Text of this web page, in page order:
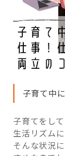
子育て中
子育てをし
生活リズム
そんな状況